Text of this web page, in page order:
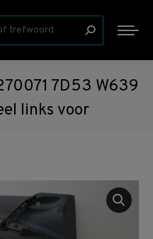
7D53 W639
links voor